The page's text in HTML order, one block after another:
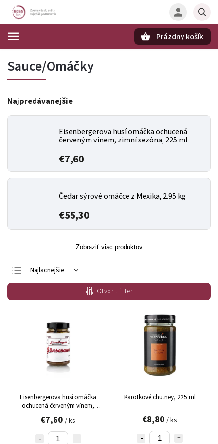
Prázdny košík
Sauce/Omáčky
Najpredávanejšie
Eisenbergerova husí omáčka ochucená
červeným vínem, zimní sezóna, 225 ml
€7,60
Čedar sýrové omáčce z Mexika, 2.95 kg
€55,30
Zobraziť viac produktov
Najlacnejšie
Najdrahšie
Najpredávanejšie
Otvoriť filter
Eisenbergerova husí omáčka
ochucená červeným vínem,
€7,60 / ks
Karotkové chutney, 225 ml
€8,80 / ks